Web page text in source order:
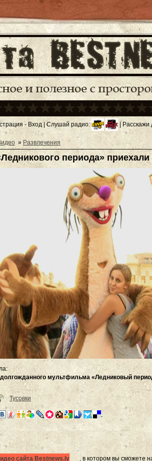
- Вход | Слушай радио: | Расскажи
» Развлечения
периода»
:
мультфильма «Ледниковый
Тусовки
сайта Bestnews.lv , в котором вы сможете